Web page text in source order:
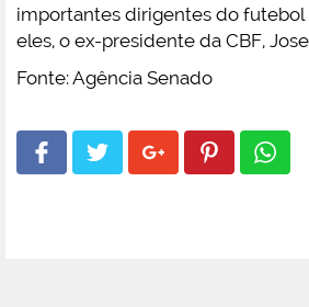
importantes dirigentes do futebol
eles, o ex-presidente da CBF,
Fonte: Agência Senado